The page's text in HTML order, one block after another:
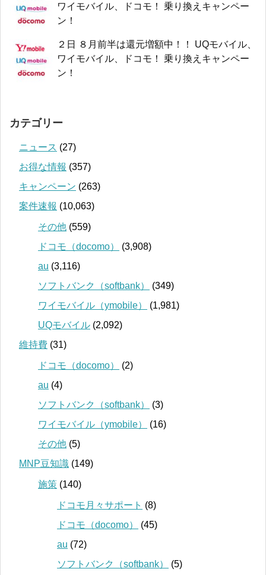
ワイモバイル、ドコモ！ 乗り換えキャンペー
ン！
２日 ８月前半は還元増額中！！ UQモバイル、
ワイモバイル、ドコモ！ 乗り換えキャンペー
ン！
カテゴリー
ニュース (27)
お得な情報 (357)
キャンペーン (263)
案件速報 (10,063)
その他 (559)
ドコモ（docomo）
(3,908)
au (3,116)
ソフトバンク（softbank）
(349)
ワイモバイル（ymobile）
(1,981)
UQモバイル (2,092)
維持費 (31)
ドコモ（docomo）
(2)
au (4)
ソフトバンク（softbank）
(3)
ワイモバイル（ymobile）
(16)
その他 (5)
MNP豆知識 (149)
施策 (140)
ドコモ月々サポート (8)
ドコモ（docomo）
(45)
au (72)
ソフトバンク（softbank）
(5)